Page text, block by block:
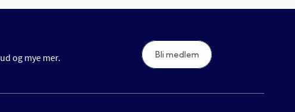
og mye mer. Bli medlem